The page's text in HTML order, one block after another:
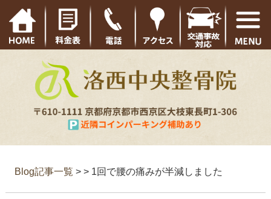
Blog記事一覧 > > 1回で腰の痛みが半減しました